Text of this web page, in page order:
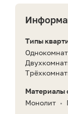
Типы
Материалы
Монолит •